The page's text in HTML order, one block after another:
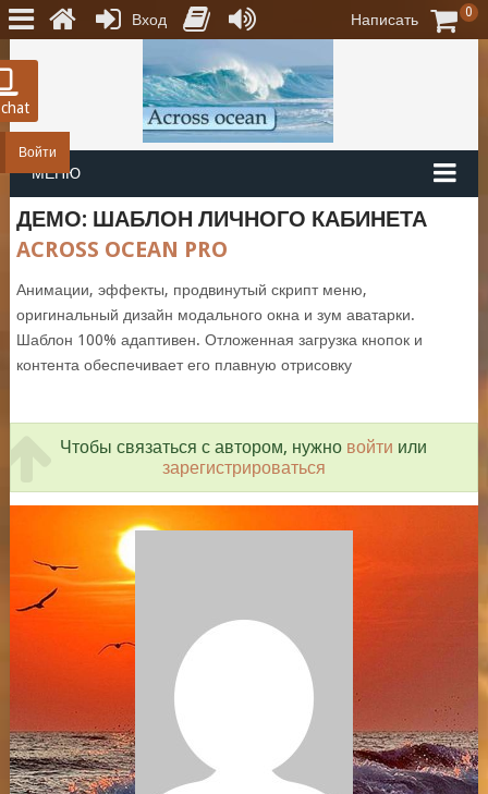
Войти
МЕНЮ
ДЕМО: ШАБЛОН ЛИЧНОГО КАБИНЕТА
ACROSS OCEAN PRO
Анимации, эффекты, продвинутый скрипт меню,
оригинальный дизайн модального окна и зум аватарки.
Шаблон 100% адаптивен. Отложенная загрузка кнопок и
контента обеспечивает его плавную отрисовку
Чтобы связаться с автором, нужно войти или
зарегистрироваться
Вход Написать 0